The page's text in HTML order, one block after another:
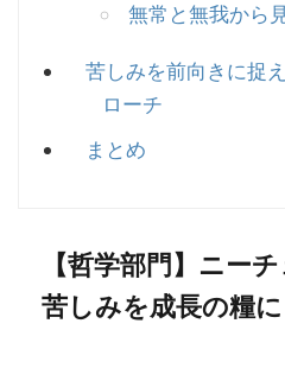
無常と無我から
苦しみを前向きに捉
ローチ
まとめ
【哲学部門】ニー
苦しみを成長の糧に